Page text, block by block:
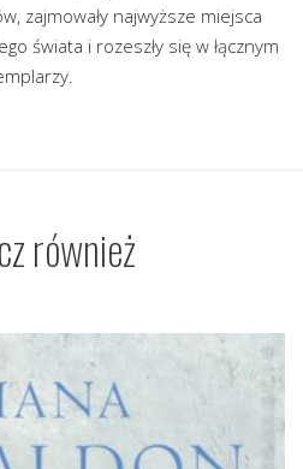
zajmowały najwyższe miejsca
świata i rozeszły się w łącznym
również